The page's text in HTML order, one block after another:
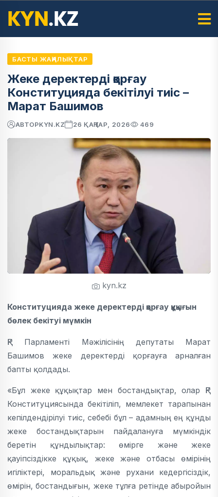
БАСТЫ ЖАҢАЛЫҚТАР
Жеке деректерді қорғау
Конституцияда бекітілуі тиіс –
Марат Башимов
АВТОРKYN.KZ 26 ҚАҢТАР, 2026 469
kyn.kz
Конституцияда жеке деректерді қорғау құқығын
бөлек бекітуі мүмкін
ҚР Парламенті Мәжілісінің депутаты Марат
Башимов жеке деректерді қорғауға арналған
бапты қолдады.
«Бұл жеке құқықтар мен бостандықтар, олар ҚР
Конституциясында бекітіліп, мемлекет тарапынан
кепілдендірілуі тиіс, себебі бұл – адамның ең құнды
жеке бостандықтарын пайдалануға мүмкіндік
беретін құндылықтар: өмірге және жеке
қауіпсіздікке құқық, жеке және отбасы өмірінің
игіліктері, моральдық және рухани кедергісіздік,
өмірін, бостандығын, жеке тұлға ретінде абыройын